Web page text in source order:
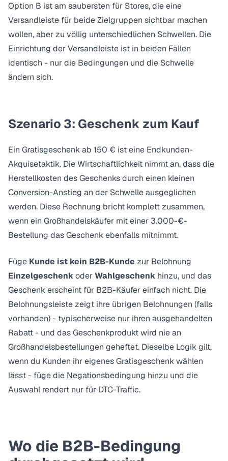
Option B ist am saubersten für Stores, die eine
Versandleiste für beide Zielgruppen sichtbar machen
wollen, aber zu völlig unterschiedlichen Schwellen. Die
Einrichtung der Versandleiste ist in beiden Fällen
identisch - nur die Bedingungen und die Schwelle
ändern sich.
Szenario 3: Geschenk zum Kauf
Ein Gratisgeschenk ab 150 € ist eine Endkunden-
Akquisetaktik. Die Wirtschaftlichkeit nimmt an, dass die
Herstellkosten des Geschenks durch einen kleinen
Conversion-Anstieg an der Schwelle ausgeglichen
werden. Diese Rechnung bricht komplett zusammen,
wenn ein Großhandelskäufer mit einer 3.000-€-
Bestellung das Geschenk ebenfalls mitnimmt.
Füge Kunde ist kein B2B-Kunde zur Belohnung
EinzelgeschenkoderWahlgeschenk hinzu, und das
Geschenk erscheint für B2B-Käufer einfach nicht. Die
Belohnungsleiste zeigt ihre übrigen Belohnungen (falls
vorhanden) - typischerweise nur ihren ausgehandelten
Rabatt - und das Geschenkprodukt wird nie an
Großhandelsbestellungen geheftet. Dieselbe Logik gilt,
wenn du Kunden ihr eigenes Gratisgeschenk wählen
lässt- füge die Negationsbedingung hinzu und die
Auswahl rendert nur für DTC-Traffic.
Wo die B2B-Bedingung